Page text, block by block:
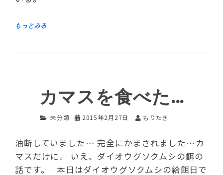
カマスを食べた…
未分類 2015年2月27日 もりたき
油断していました… 完全にかまされました…カ
マスだけに。 いえ、ダイオウグソクムシの餌の
話です。 本日はダイオウグソクムシの給餌日で